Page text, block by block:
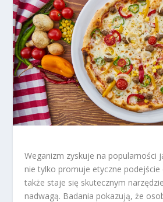
Weganizm zyskuje na popularności
nie tylko promuje etyczne podejście
także staje się skutecznym
nadwagą. Badania pokazują, że